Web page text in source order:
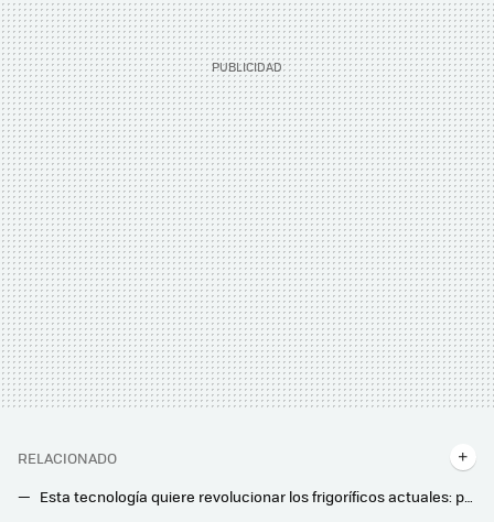
RELACIONADO
Esta tecnología quiere revolucionar los frigoríficos actuales: promete hacer que usen la luz cuándo es más barata